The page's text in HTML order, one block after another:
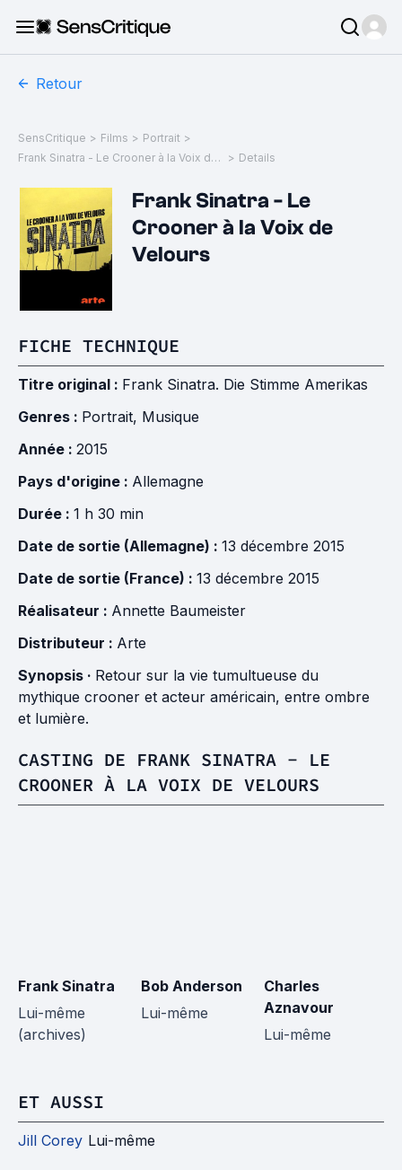
Retour
SensCritique > Films > Portrait >
Frank Sinatra - Le Crooner à la Voix de Velours
> Details
Frank Sinatra - Le
Crooner à la Voix de
Velours
FICHE TECHNIQUE
Titre original : Frank Sinatra. Die Stimme Amerikas
Genres : Portrait, Musique
Année : 2015
Pays d'origine : Allemagne
Durée : 1 h 30 min
Date de sortie (Allemagne) : 13 décembre 2015
Date de sortie (France) : 13 décembre 2015
Réalisateur : Annette Baumeister
Distributeur : Arte
Synopsis · Retour sur la vie tumultueuse du
mythique crooner et acteur américain, entre ombre
et lumière.
CASTING DE FRANK SINATRA - LE
CROONER À LA VOIX DE VELOURS
Frank Sinatra
Lui-même
(archives)
Bob Anderson
Lui-même
Charles
Aznavour
Lui-même
ET AUSSI
Jill Corey Lui-même